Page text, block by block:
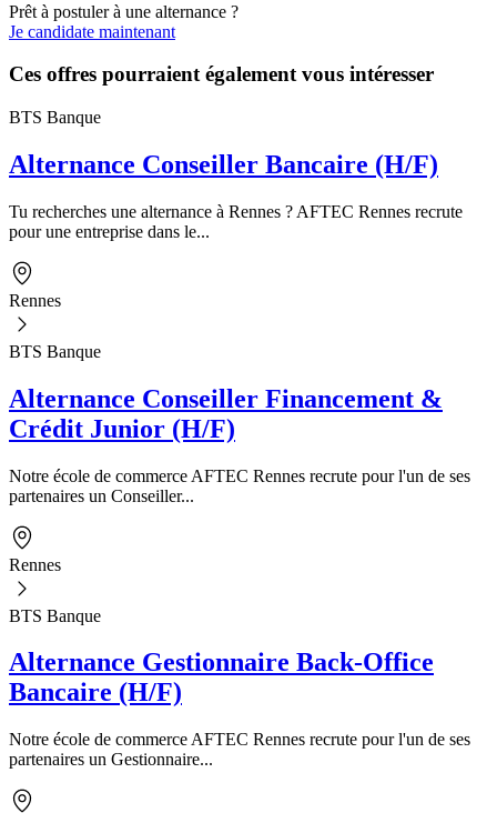
Prêt à postuler à une alternance ?
Je candidate maintenant
Ces offres pourraient également vous intéresser
BTS Banque
Alternance Conseiller Bancaire (H/F)
Tu recherches une alternance à Rennes ? AFTEC Rennes recrute
pour une entreprise dans le...
Rennes
BTS Banque
Alternance Conseiller Financement &
Crédit Junior (H/F)
Notre école de commerce AFTEC Rennes recrute pour l'un de ses
partenaires un Conseiller...
Rennes
BTS Banque
Alternance Gestionnaire Back-Office
Bancaire (H/F)
Notre école de commerce AFTEC Rennes recrute pour l'un de ses
partenaires un Gestionnaire...